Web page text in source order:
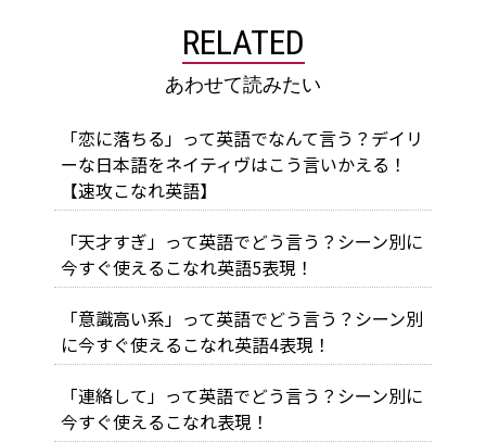
RELATED
あわせて読みたい
「恋に落ちる」って英語でなんて言う？デイリ
ーな日本語をネイティヴはこう言いかえる！
【速攻こなれ英語】
「天才すぎ」って英語でどう言う？シーン別に
今すぐ使えるこなれ英語5表現！
「意識高い系」って英語でどう言う？シーン別
に今すぐ使えるこなれ英語4表現！
「連絡して」って英語でどう言う？シーン別に
今すぐ使えるこなれ表現！